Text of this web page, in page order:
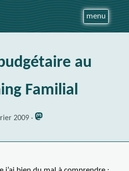
menu
au
Familial
2009